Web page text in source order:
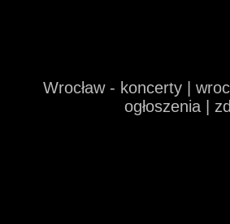
Wrocław - koncerty |
ogłoszenia |